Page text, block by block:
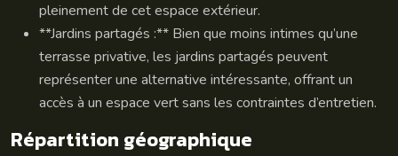
pleinement de cet espace extérieur.
**Jardins partagés :** Bien que moins intimes qu’une
terrasse privative, les jardins partagés peuvent
représenter une alternative intéressante, offrant un
accès à un espace vert sans les contraintes d’entretien.
Répartition géographique